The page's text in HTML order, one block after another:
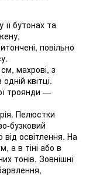
її бутонах та
повільно
махрові, з
квітці.
троянди —
Пелюстки
бузковий
освітлення. На
а в тіні або в
тонів. Зовнішні